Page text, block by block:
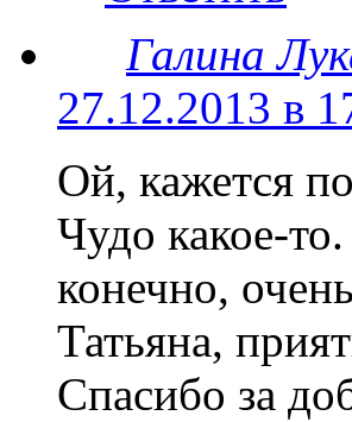
Галина
27.12.2013 в
Ой, кажется
Чудо какое-
конечно,
Татьяна,
Спасибо за